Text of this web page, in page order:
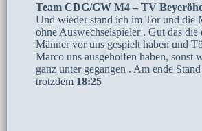
Team CDG/GW M4 – TV
Und wieder stand ich im Tor und die
ohne Auswechselspieler . Gut das die
Männer vor uns gespielt haben und
Marco uns ausgeholfen haben, sonst
ganz unter gegangen . Am ende Stand
trotzdem 18:25